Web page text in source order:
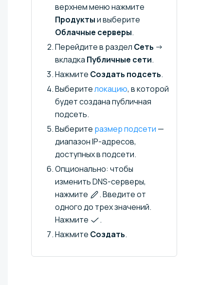
верхнем меню нажмите
Продуктыи выберите
Облачные серверы.
Перейдите в раздел Сеть →
вкладка Публичные сети.
Нажмите Создать подсеть.
Выберителокацию, в которой
будет создана публичная
подсеть.
Выберите размер подсети —
диапазон IP-адресов,
доступных в подсети.
Опционально: чтобы
изменить DNS-серверы,
нажмите
. Введите от
одного до трех значений.
Нажмите
.
Нажмите Создать.